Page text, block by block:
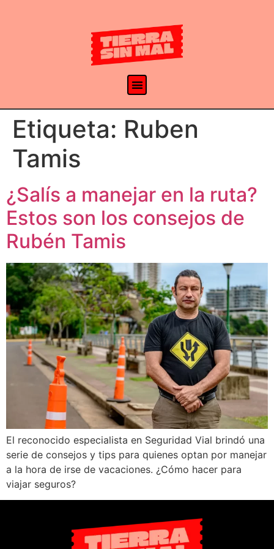
Etiqueta: Ruben
Tamis
¿Salís a manejar en la ruta?
Estos son los consejos de
Rubén Tamis
El reconocido especialista en Seguridad Vial brindó una
serie de consejos y tips para quienes optan por manejar
a la hora de irse de vacaciones. ¿Cómo hacer para
viajar seguros?